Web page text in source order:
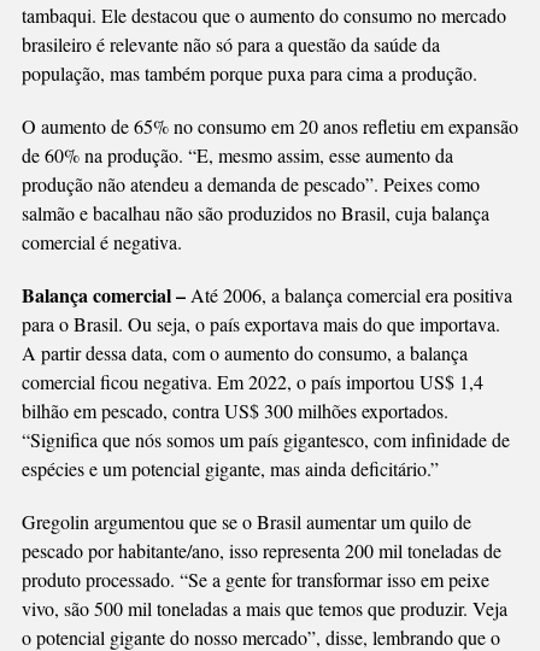
tambaqui. Ele destacou que o aumento do consumo no mercado
brasileiro é relevante não só para a questão da saúde da
população, mas também porque puxa para cima a produção.
O aumento de 65% no consumo em 20 anos refletiu em expansão
de 60% na produção. “E, mesmo assim, esse aumento da
produção não atendeu a demanda de pescado”. Peixes como
salmão e bacalhau não são produzidos no Brasil, cuja balança
comercial é negativa.
Balança comercial – Até 2006, a balança comercial era positiva
para o Brasil. Ou seja, o país exportava mais do que importava.
A partir dessa data, com o aumento do consumo, a balança
comercial ficou negativa. Em 2022, o país importou US$ 1,4
bilhão em pescado, contra US$ 300 milhões exportados.
“Significa que nós somos um país gigantesco, com infinidade de
espécies e um potencial gigante, mas ainda deficitário.”
Gregolin argumentou que se o Brasil aumentar um quilo de
pescado por habitante/ano, isso representa 200 mil toneladas de
produto processado. “Se a gente for transformar isso em peixe
vivo, são 500 mil toneladas a mais que temos que produzir. Veja
o potencial gigante do nosso mercado”, disse, lembrando que o